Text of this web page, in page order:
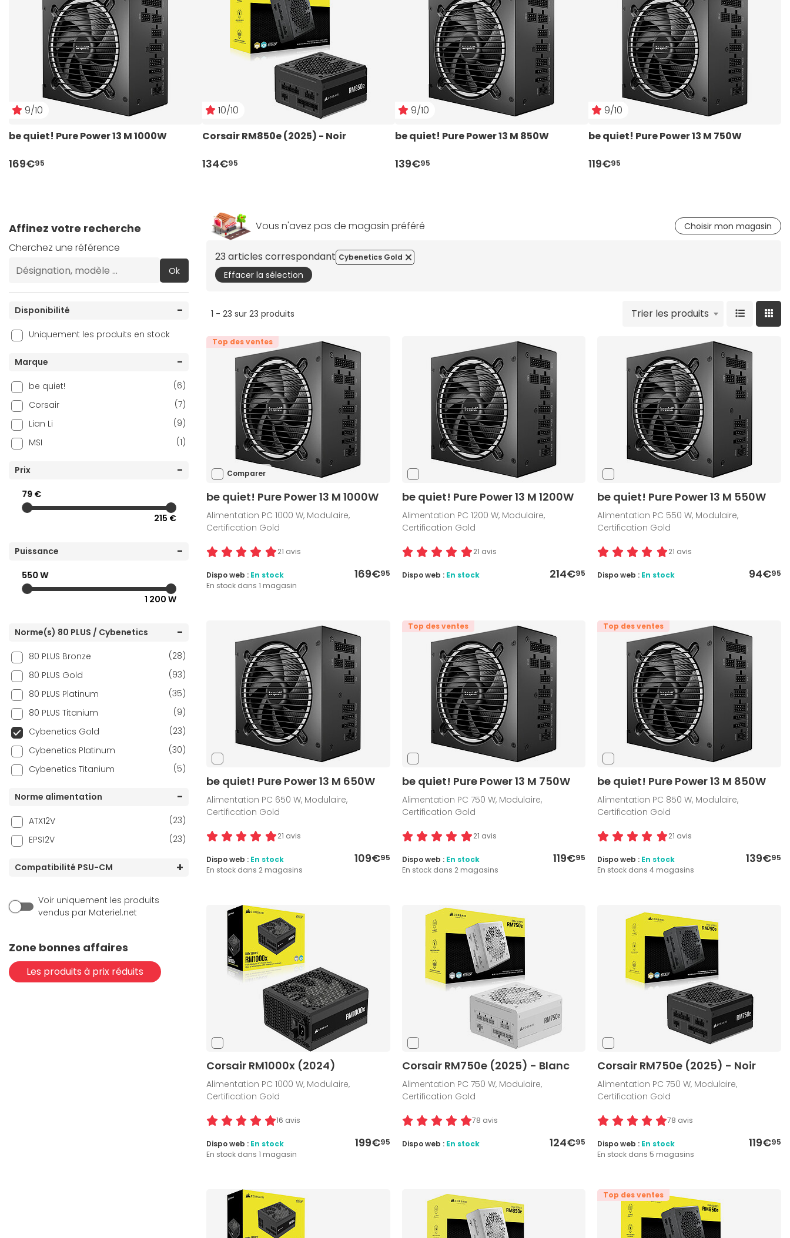
9/10
be quiet! Pure Power 13 M 1000W
169€95
10/10
Corsair RM850e (2025) - Noir
134€95
9/10
be quiet! Pure Power 13 M 850W
139€95
9/10
be quiet! Pure Power 13 M 750W
119€95
Affinez votre recherche
Cherchez une référence
Ok
Disponibilité
Uniquement les produits en stock
Marque
be quiet!
(6)
Corsair
(7)
Lian Li
(9)
MSI
(1)
Prix
79 €
215 €
Puissance
550 W
1 200 W
Norme(s) 80 PLUS / Cybenetics
80 PLUS Bronze
(28)
80 PLUS Gold
(93)
80 PLUS Platinum
(35)
80 PLUS Titanium
(9)
Cybenetics Gold
(23)
Cybenetics Platinum
(30)
Cybenetics Titanium
(5)
Norme alimentation
ATX12V
(23)
EPS12V
(23)
Compatibilité PSU-CM
Voir uniquement les produits
vendus par Materiel.net
Zone bonnes affaires
Les produits à prix réduits
Vous n'avez pas de magasin préféré Choisir mon magasin
23 articles correspondant
Effacer la sélection
Cybenetics Gold
1 - 23 sur 23 produits Trier les produits
Top des ventes
Comparer
be quiet! Pure Power 13 M 1000W
Alimentation PC 1000 W, Modulaire,
Certification Gold
21 avis
169€95
Dispo web : En stock
En stock dans 1 magasin
be quiet! Pure Power 13 M 1200W
Alimentation PC 1200 W, Modulaire,
Certification Gold
21 avis
214€95
Dispo web : En stock
be quiet! Pure Power 13 M 550W
Alimentation PC 550 W, Modulaire,
Certification Gold
21 avis
94€95
Dispo web : En stock
be quiet! Pure Power 13 M 650W
Alimentation PC 650 W, Modulaire,
Certification Gold
21 avis
109€95
Dispo web : En stock
En stock dans 2 magasins
Top des ventes
be quiet! Pure Power 13 M 750W
Alimentation PC 750 W, Modulaire,
Certification Gold
21 avis
119€95
Dispo web : En stock
En stock dans 2 magasins
Top des ventes
be quiet! Pure Power 13 M 850W
Alimentation PC 850 W, Modulaire,
Certification Gold
21 avis
139€95
Dispo web : En stock
En stock dans 4 magasins
Corsair RM1000x (2024)
Alimentation PC 1000 W, Modulaire,
Certification Gold
16 avis
199€95
Dispo web : En stock
En stock dans 1 magasin
Corsair RM750e (2025) - Blanc
Alimentation PC 750 W, Modulaire,
Certification Gold
78 avis
124€95
Dispo web : En stock
Corsair RM750e (2025) - Noir
Alimentation PC 750 W, Modulaire,
Certification Gold
78 avis
119€95
Dispo web : En stock
En stock dans 5 magasins
Top des ventes